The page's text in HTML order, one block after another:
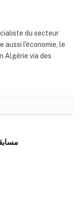
du secteur
aussi l'économie, le
Algérie via des